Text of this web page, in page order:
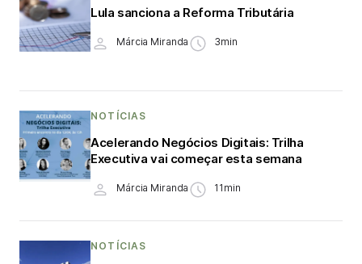
Lula sanciona a Reforma Tributária
Márcia Miranda 3min
NOTÍCIAS
Acelerando Negócios Digitais: Trilha
Executiva vai começar esta semana
Márcia Miranda 11min
NOTÍCIAS